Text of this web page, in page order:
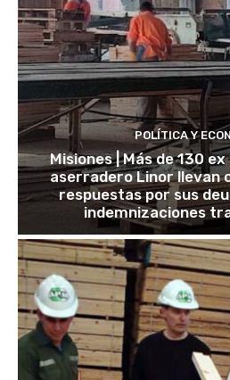
POLÍTICA Y
Misiones | Más de 130
aserradero Linor llevan
respuestas por sus
indemnizaciones